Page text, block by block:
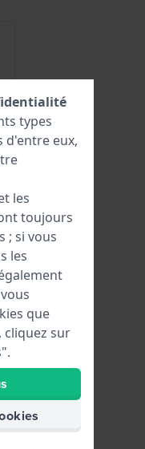
types
d'entre eux,
les
toujours
; si vous
les
que
cliquez sur